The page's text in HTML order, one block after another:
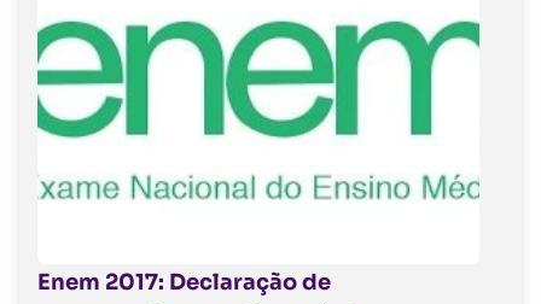
Enem 2017: Declaração de